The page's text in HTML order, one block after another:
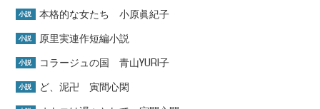
小説 本格的な女たち 小原眞紀子
小説 原里実連作短編小説
小説 コラージュの国 青山YURI子
小説 ど、泥卍 寅間心閑